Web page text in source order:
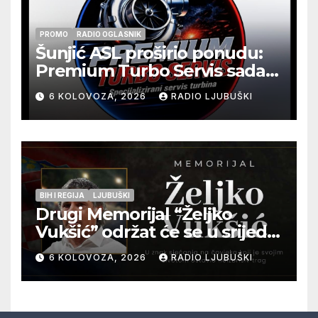
PROMO RADIO OGLASNIK
Šunjić ASL proširio ponudu:
Premium Turbo Servis sada
na jednoj adresi u Ljubuškom
6 KOLOVOZA, 2026 RADIO LJUBUŠKI
BIH I REGIJA LJUBUŠKI
Drugi Memorijal “Željko
Vukšić” održat će se u srijedu
12. kolovoza u Otoku
6 KOLOVOZA, 2026 RADIO LJUBUŠKI